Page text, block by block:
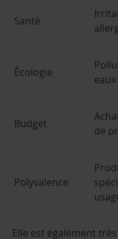
Santé
Écologie
eaux
Budget
de
Polyvalence
Elle est également très